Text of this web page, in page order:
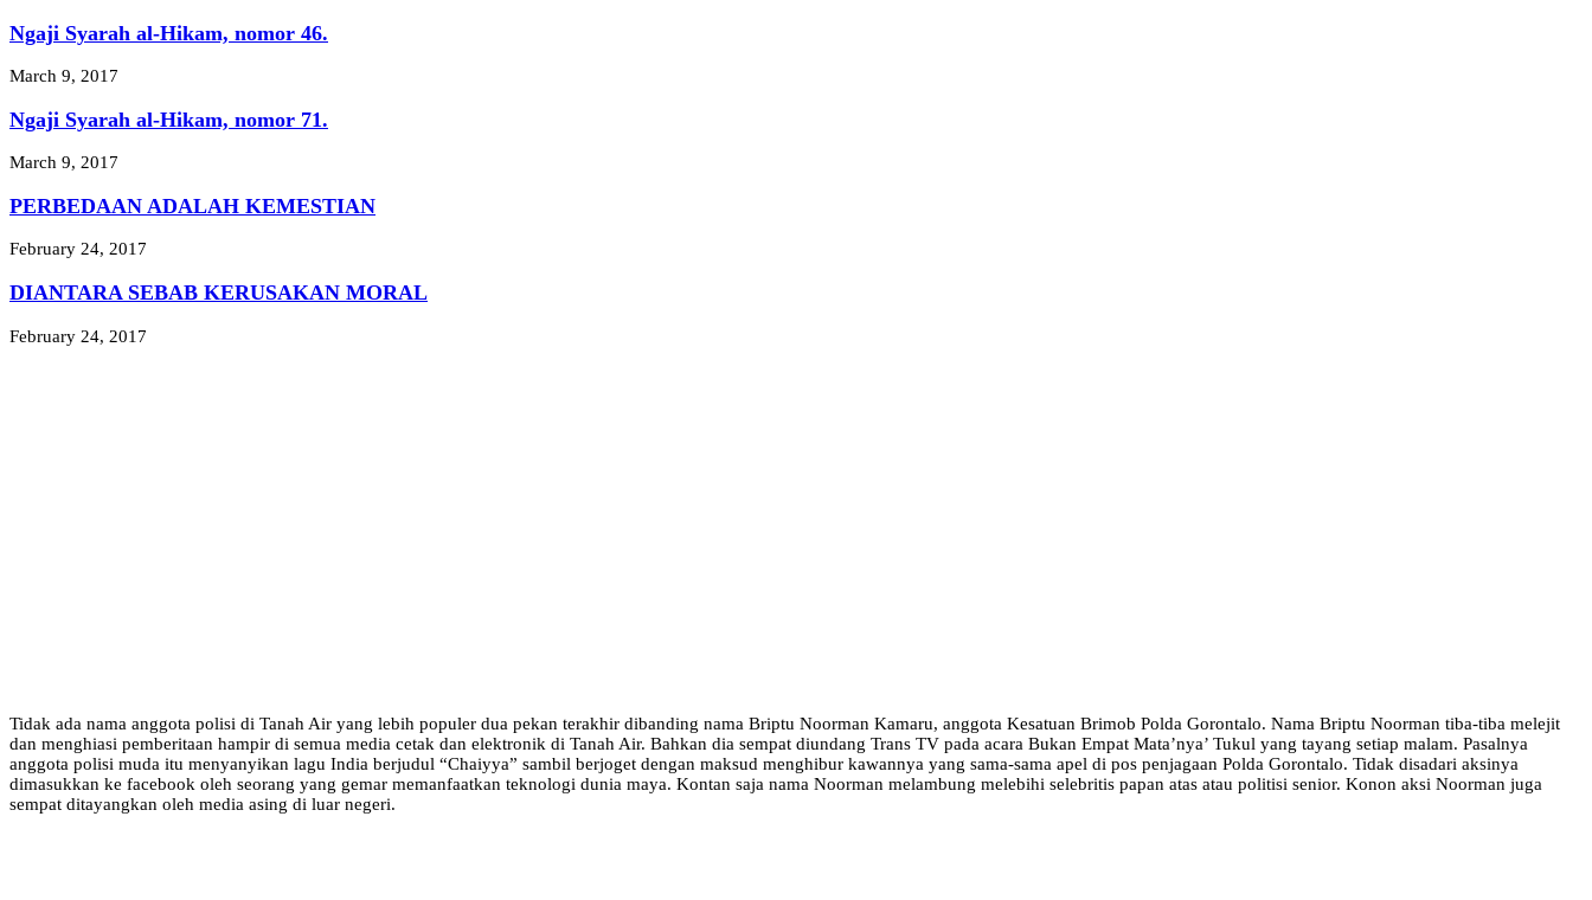
Ngaji Syarah al-Hikam, nomor 46.
March 9, 2017
Ngaji Syarah al-Hikam, nomor 71.
March 9, 2017
PERBEDAAN ADALAH KEMESTIAN
February 24, 2017
DIANTARA SEBAB KERUSAKAN MORAL
February 24, 2017
Tidak ada nama anggota polisi di Tanah Air yang lebih populer dua pekan terakhir dibanding nama Briptu Noorman Kamaru, anggota Kesatuan Brimob Polda Gorontalo. Nama Briptu Noorman tiba-tiba melejit
dan menghiasi pemberitaan hampir di semua media cetak dan elektronik di Tanah Air. Bahkan dia sempat diundang Trans TV pada acara Bukan Empat Mata’nya’ Tukul yang tayang setiap malam. Pasalnya
anggota polisi muda itu menyanyikan lagu India berjudul “Chaiyya” sambil berjoget dengan maksud menghibur kawannya yang sama-sama apel di pos penjagaan Polda Gorontalo. Tidak disadari aksinya
dimasukkan ke facebook oleh seorang yang gemar memanfaatkan teknologi dunia maya. Kontan saja nama Noorman melambung melebihi selebritis papan atas atau politisi senior. Konon aksi Noorman juga
sempat ditayangkan oleh media asing di luar negeri.